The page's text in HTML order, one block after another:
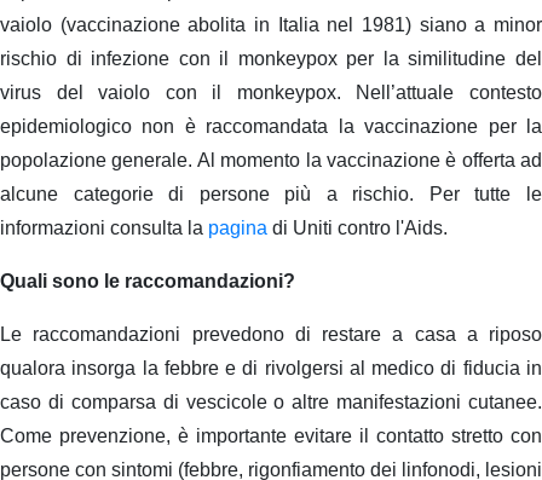
vaiolo (vaccinazione abolita in Italia nel 1981) siano a minor
rischio di infezione con il monkeypox per la similitudine del
virus del vaiolo con il monkeypox. Nell’attuale contesto
epidemiologico non è raccomandata la vaccinazione per la
popolazione generale. Al momento la vaccinazione è offerta ad
alcune categorie di persone più a rischio. Per tutte le
informazioni consulta la pagina di Uniti contro l'Aids.
Quali sono le raccomandazioni?
Le raccomandazioni prevedono di restare a casa a riposo
qualora insorga la febbre e di rivolgersi al medico di fiducia in
caso di comparsa di vescicole o altre manifestazioni cutanee.
Come prevenzione, è importante evitare il contatto stretto con
persone con sintomi (febbre, rigonfiamento dei linfonodi, lesioni